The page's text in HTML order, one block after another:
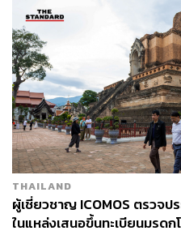
THAILAND
ผู้เชี่ยวชาญ ICOMOS ตรวจปร
ในแหล่งเสนอขึ้นทะเบียนมรดก